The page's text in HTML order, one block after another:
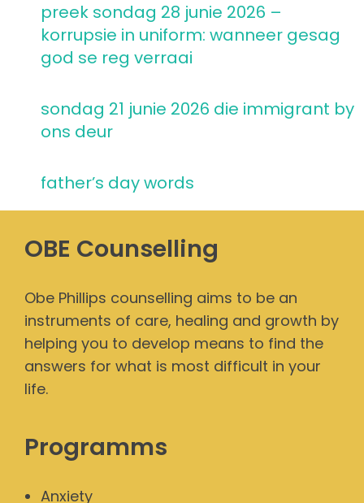
preek sondag 28 junie 2026 –
korrupsie in uniform: wanneer gesag
god se reg verraai
sondag 21 junie 2026 die immigrant by
ons deur
father’s day words
OBE Counselling
Obe Phillips counselling aims to be an
instruments of care, healing and growth by
helping you to develop means to find the
answers for what is most difficult in your
life.
Programms
Anxiety